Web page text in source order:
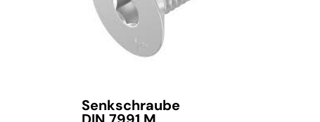
Senkschraube